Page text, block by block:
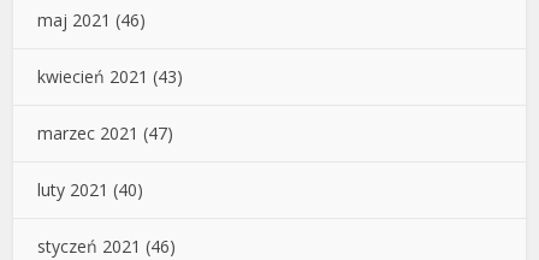
maj 2021 (46)
kwiecień 2021 (43)
marzec 2021 (47)
luty 2021 (40)
styczeń 2021 (46)